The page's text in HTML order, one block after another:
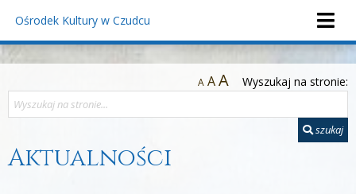
Ośrodek Kultury w Czudcu
A AA Wyszukaj na stronie:
szukaj
Aktualności